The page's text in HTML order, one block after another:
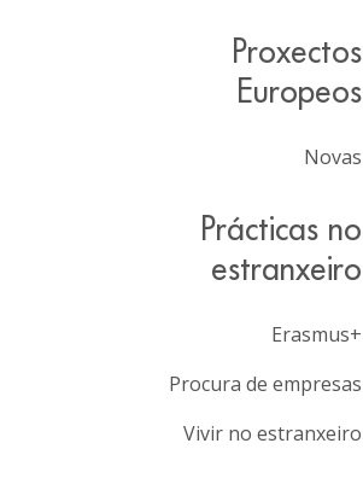
Proxectos
Europeos
Novas
Prácticas no
estranxeiro
Erasmus+
Procura de empresas
Vivir no estranxeiro